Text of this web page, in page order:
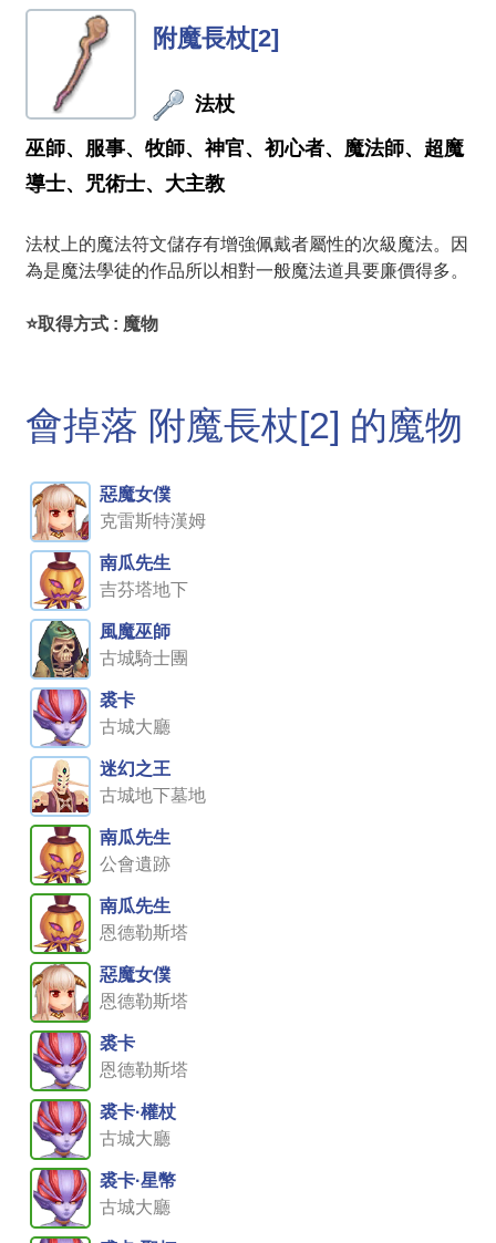
附魔長杖[2]
法杖
巫師、服事、牧師、神官、初心者、魔法師、超魔
導士、咒術士、大主教
法杖上的魔法符文儲存有增強佩戴者屬性的次級魔法。因
為是魔法學徒的作品所以相對一般魔法道具要廉價得多。
⭐取得方式 : 魔物
會掉落 附魔長杖[2] 的魔物
惡魔女僕
克雷斯特漢姆
南瓜先生
吉芬塔地下
風魔巫師
古城騎士團
裘卡
古城大廳
迷幻之王
古城地下墓地
南瓜先生
公會遺跡
南瓜先生
恩德勒斯塔
惡魔女僕
恩德勒斯塔
裘卡
恩德勒斯塔
裘卡·權杖
古城大廳
裘卡·星幣
古城大廳